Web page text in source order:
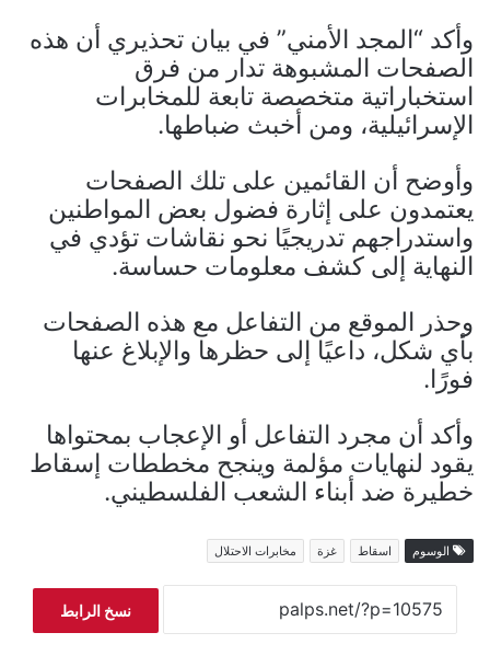
وأكد “المجد الأمني” في بيان تحذيري أن هذه
الصفحات المشبوهة تدار من فرق
استخباراتية متخصصة تابعة للمخابرات
الإسرائيلية، ومن أخبث ضباطها.
وأوضح أن القائمين على تلك الصفحات
يعتمدون على إثارة فضول بعض المواطنين
واستدراجهم تدريجيًا نحو نقاشات تؤدي في
النهاية إلى كشف معلومات حساسة.
وحذر الموقع من التفاعل مع هذه الصفحات
بأي شكل، داعيًا إلى حظرها والإبلاغ عنها
فورًا.
وأكد أن مجرد التفاعل أو الإعجاب بمحتواها
يقود لنهايات مؤلمة وينجح مخططات إسقاط
خطيرة ضد أبناء الشعب الفلسطيني.
الوسوم اسقاط غزة مخابرات الاحتلال
نسخ الرابط